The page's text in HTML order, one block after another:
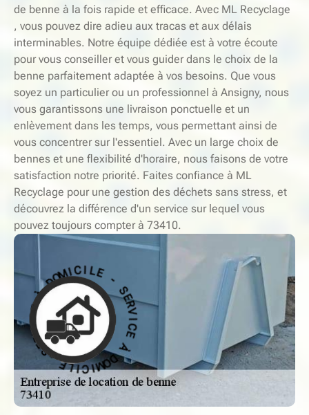
de benne à la fois rapide et efficace. Avec ML Recyclage
, vous pouvez dire adieu aux tracas et aux délais
interminables. Notre équipe dédiée est à votre écoute
pour vous conseiller et vous guider dans le choix de la
benne parfaitement adaptée à vos besoins. Que vous
soyez un particulier ou un professionnel à Ansigny, nous
vous garantissons une livraison ponctuelle et un
enlèvement dans les temps, vous permettant ainsi de
vous concentrer sur l'essentiel. Avec un large choix de
bennes et une flexibilité d'horaire, nous faisons de votre
satisfaction notre priorité. Faites confiance à ML
Recyclage pour une gestion des déchets sans stress, et
découvrez la différence d'un service sur lequel vous
pouvez toujours compter à 73410.
S
E
R
V
I
C
E
À
D
O
M
I
C
ILE - SE R
V I
C
E
À
D
O
M
I
C
I
L
E
-